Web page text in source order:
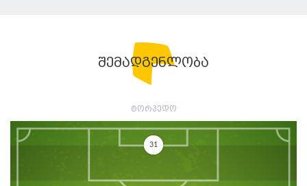
შემადგენლობა
ტორპედო
31